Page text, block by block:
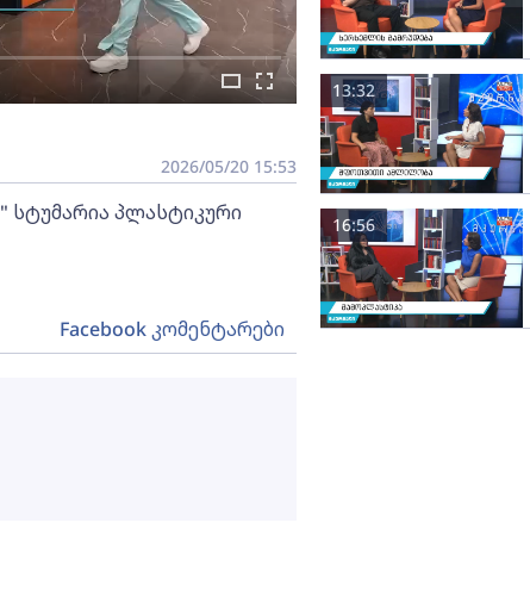
2026/05/20 15:53
სტუმარია პლასტიკური
13:32
16:56
Facebook კომენტარები